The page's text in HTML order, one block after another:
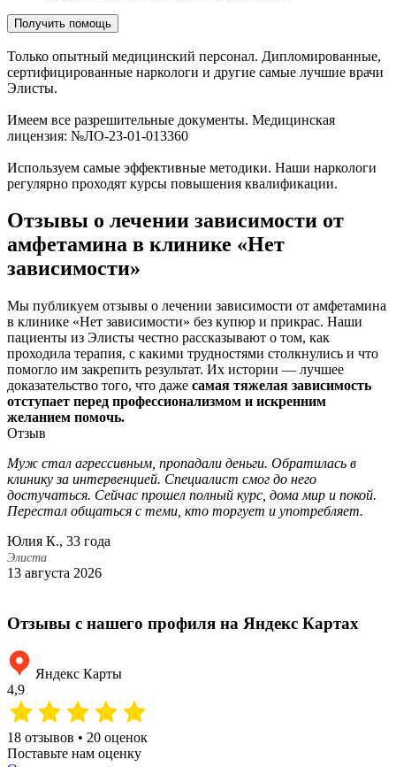
Получить помощь
Только опытный медицинский персонал. Дипломированные,
сертифицированные наркологи и другие самые лучшие врачи
Элисты.
Имеем все разрешительные документы. Медицинская
лицензия: №ЛО-23-01-013360
Используем самые эффективные методики. Наши наркологи
регулярно проходят курсы повышения квалификации.
Отзывы о лечении зависимости от
амфетамина в клинике «Нет
зависимости»
Мы публикуем отзывы о лечении зависимости от амфетамина
в клинике «Нет зависимости» без купюр и прикрас. Наши
пациенты из Элисты честно рассказывают о том, как
проходила терапия, с какими трудностями столкнулись и что
помогло им закрепить результат. Их истории — лучшее
доказательство того, что даже самая тяжелая зависимость
отступает перед профессионализмом и искренним
желанием помочь.
Отзыв
Муж стал агрессивным, пропадали деньги. Обратилась в
клинику за интервенцией. Специалист смог до него
достучаться. Сейчас прошел полный курс, дома мир и покой.
Перестал общаться с теми, кто торгует и употребляет.
Юлия К., 33 года
Элиста
13 августа 2026
Отзывы с нашего профиля на Яндекс Картах
Яндекс Карты
4,9
18 отзывов • 20 оценок
Поставьте нам оценку